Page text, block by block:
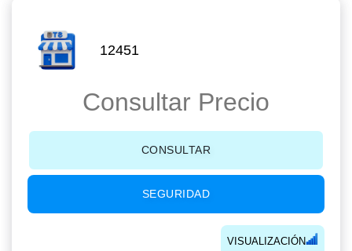
12451
Consultar Precio
CONSULTAR
SEGURIDAD
VISUALIZACIÓN